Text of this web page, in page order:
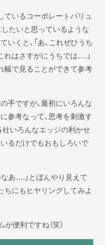
ているコーポレートバリュ
たいと思っているような
くと、「あ、これぜひうち
れはさすがにうちでは….」
幅で見ることができて参考
手ですが、最初にいろんな
参考なって、思考を刺激す
社いろんなエッジの利かせ
るだけでもおもしろいで
なあ….」とぼんやり見えて
ちにもヒヤリングしてみよ
便利ですね（笑）